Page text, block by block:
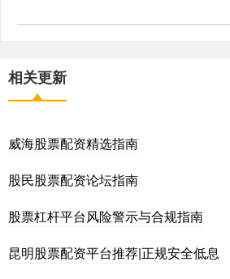
相关更新
威海股票配资精选指南
股民股票配资论坛指南
股票杠杆平台风险警示与合规指南
昆明股票配资平台推荐|正规安全低息